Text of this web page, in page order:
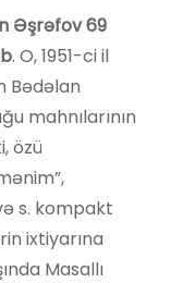
Əşrəfov 69
. O, 1951-ci il
Bədəlan
mahnılarının
özü
s. kompakt
ixtiyarına
Masallı